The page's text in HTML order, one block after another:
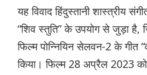
यह विवाद हिंदुस्तानी शास्त्रीय
“शिव स्तुति” के उपयोग से जुड़ा है,
फिल्म पोन्नियिन सेलवन-2 के गीत
किया। फिल्म 28 अप्रैल 2023